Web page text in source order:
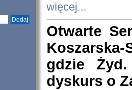
więcej...
Otwarte
Koszarska-
gdzie
dyskurs o